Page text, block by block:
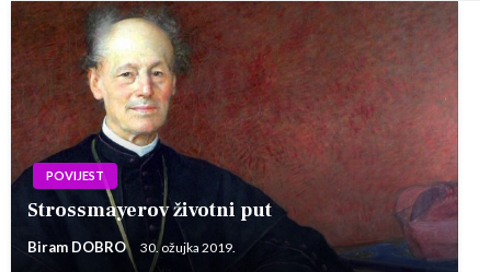
POVIJEST
Strossmayerov životni put
Biram DOBRO 30. ožujka 2019.